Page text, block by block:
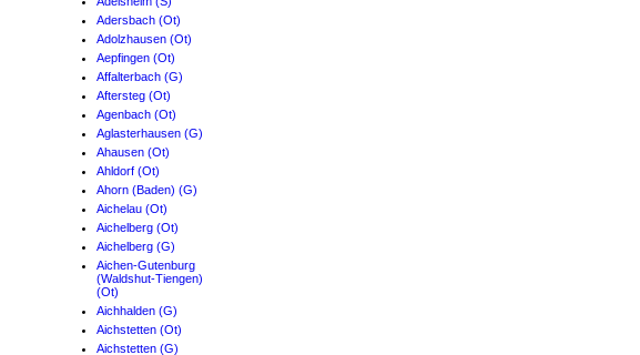
Adersbach (Ot)
Adolzhausen (Ot)
Aepfingen (Ot)
Affalterbach (G)
Aftersteg (Ot)
Agenbach (Ot)
Aglasterhausen (G)
Ahausen (Ot)
Ahldorf (Ot)
Ahorn (Baden) (G)
Aichelau (Ot)
Aichelberg (Ot)
Aichelberg (G)
Aichen-Gutenburg
(Waldshut-Tiengen)
(Ot)
Aichhalden (G)
Aichstetten (Ot)
Aichstetten (G)